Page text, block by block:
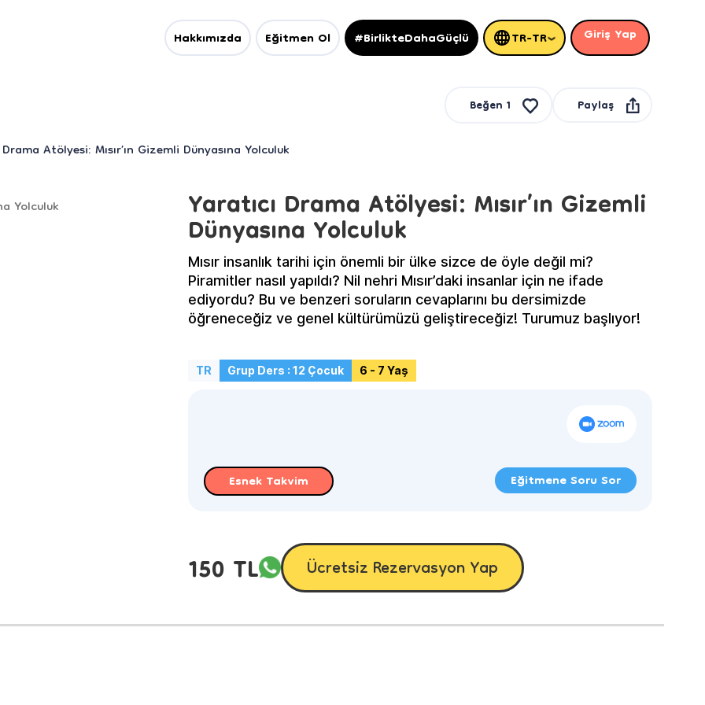
Hakkımızda Eğitmen Ol #BirlikteDahaGüçlü TR-TR Giriş Yap
Beğen1 Paylaş
Atölyesi: Mısır’ın Gizemli Dünyasına Yolculuk
Yaratıcı Drama Atölyesi: Mısır’ın Gizemli
Dünyasına Yolculuk
Mısır insanlık tarihi için önemli bir ülke sizce de öyle değil mi?
Piramitler nasıl yapıldı? Nil nehri Mısır’daki insanlar için ne ifade
ediyordu? Bu ve benzeri soruların cevaplarını bu dersimizde
öğreneceğiz ve genel kültürümüzü geliştireceğiz! Turumuz başlıyor!
TR Grup Ders : 12 Çocuk 6 - 7 Yaş
Esnek Takvim Eğitmene Soru Sor
150 TL Ücretsiz Rezervasyon Yap